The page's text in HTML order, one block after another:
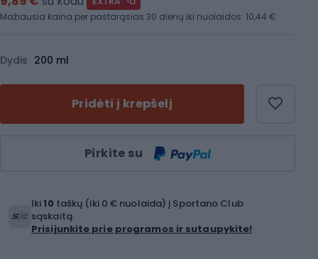
Dydis 200 ml
Pridėti į krepšelį
Pirkite su
Mažiausia kaina per pastarąsias 30 dienų iki nuolaidos: 10,44 €
Iki10 taškų (iki 0 € nuolaida) į Sportano Club
sąskaitą.
Prisijunkite prie programos ir sutaupykite!